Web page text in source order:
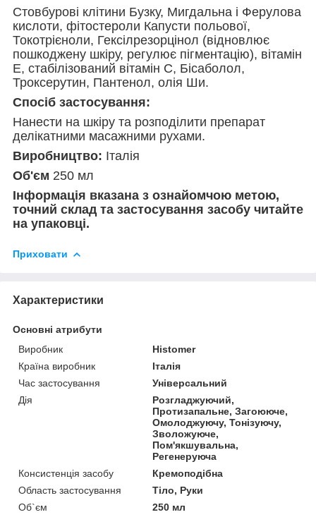
Стовбурові клітини Бузку, Мигдальна і Ферулова
кислоти, фітостероли Капусти польової,
Токотрієноли, Гексілрезорцінол (відновлює
пошкоджену шкіру, регулює пігментацію), вітамін
Е, стабілізований вітамін С, Бісаболол,
Троксерутин, Пантенол, олія Ши.
Спосіб застосування:
Нанести на шкіру та розподілити препарат
делікатними масажними рухами.
Виробництво: Італія
Об'єм 250 мл
Інформація вказана з ознайомчою метою,
точний склад та застосування засобу читайте
на упаковці.
Приховати
Характеристики
Основні атрибути
Виробник
Histomer
Країна виробник
Італія
Час застосування
Універсальний
Дія
Розгладжуючий,
Протизапальне, Загоююче,
Омолоджуючу, Тонізуючу,
Зволожуюче,
Пом'якшувальна,
Регенеруюча
Консистенція засобу
Кремоподібна
Область застосування
Тіло, Руки
Об`єм
250 мл